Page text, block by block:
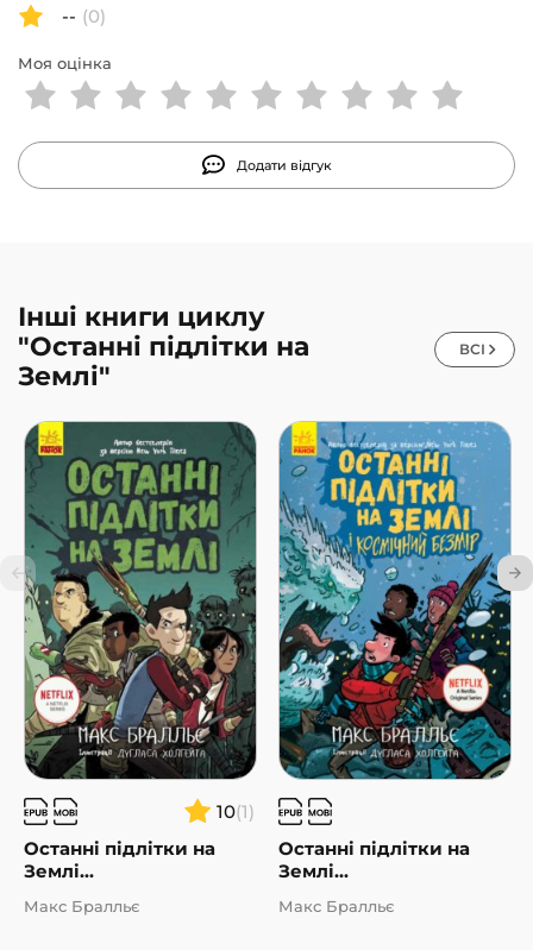
-- (0)
Моя оцінка
Додати відгук
Інші книги циклу
"Останні підлітки на
Землі"
ВСІ
10(1)
Останні підлітки на
Землі...
Макс Бралльє
Останні підлітки на
Землі...
Макс Бралльє